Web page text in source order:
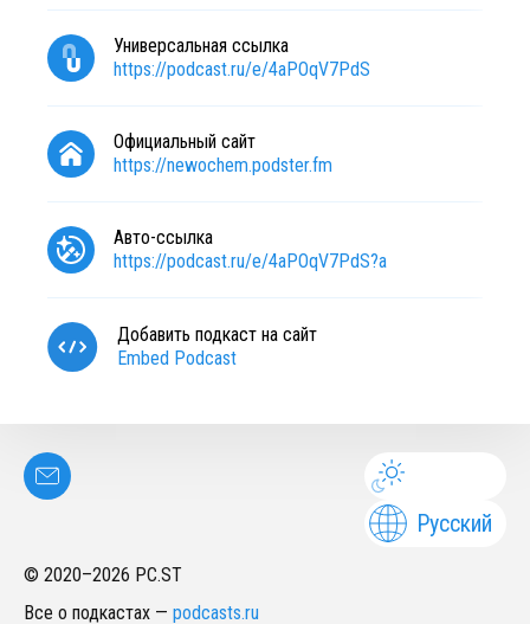
Универсальная ссылка
https://podcast.ru/e/4aPOqV7PdS
Официальный сайт
https://newochem.podster.fm
Авто-ссылка
https://podcast.ru/e/4aPOqV7PdS?a
Добавить подкаст на сайт
Embed Podcast
Русский
© 2020–2026 PC.ST
Все о подкастах — podcasts.ru